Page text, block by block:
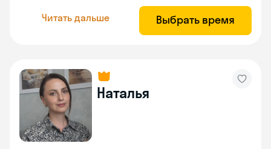
Читать дальше Выбрать время
Наталья